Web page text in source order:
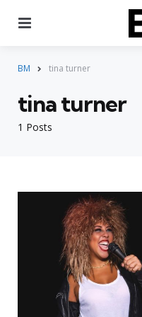
BM tina turner
1 Posts
tina turner